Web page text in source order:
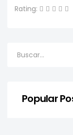
Rating:
Popular